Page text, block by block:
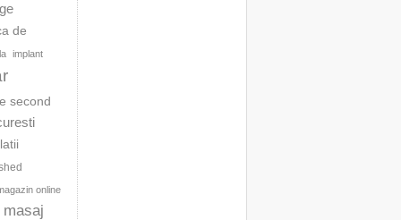
de
implant
second
online
masaj